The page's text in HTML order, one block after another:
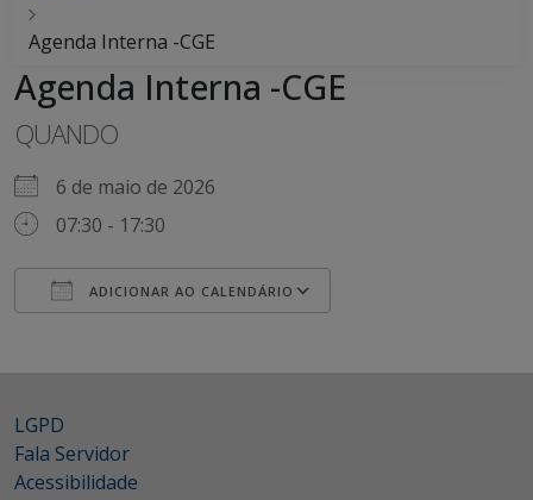
Agenda Interna -CGE
Agenda Interna -CGE
QUANDO
6 de maio de 2026
07:30 - 17:30
ADICIONAR AO CALENDÁRIO
LGPD
Fala Servidor
Acessibilidade